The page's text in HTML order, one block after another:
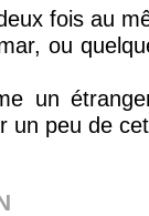
fois au
ou
un
un peu de